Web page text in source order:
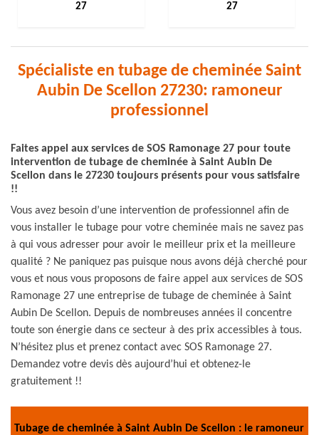
27
27
Spécialiste en tubage de cheminée Saint
Aubin De Scellon 27230: ramoneur
professionnel
Faites appel aux services de SOS Ramonage 27 pour toute
intervention de tubage de cheminée à Saint Aubin De
Scellon dans le 27230 toujours présents pour vous satisfaire
!!
Vous avez besoin d’une intervention de professionnel afin de
vous installer le tubage pour votre cheminée mais ne savez pas
à qui vous adresser pour avoir le meilleur prix et la meilleure
qualité ? Ne paniquez pas puisque nous avons déjà cherché pour
vous et nous vous proposons de faire appel aux services de SOS
Ramonage 27 une entreprise de tubage de cheminée à Saint
Aubin De Scellon. Depuis de nombreuses années il concentre
toute son énergie dans ce secteur à des prix accessibles à tous.
N’hésitez plus et prenez contact avec SOS Ramonage 27.
Demandez votre devis dès aujourd’hui et obtenez-le
gratuitement !!
Tubage de cheminée à Saint Aubin De Scellon : le ramoneur